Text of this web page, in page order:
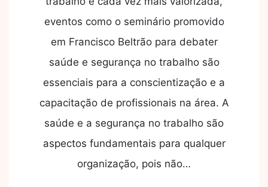
eventos como o seminário promovido
em Francisco Beltrão para debater
saúde e segurança no trabalho são
essenciais para a conscientização e a
capacitação de profissionais na área. A
saúde e a segurança no trabalho são
aspectos fundamentais para qualquer
organização, pois não…